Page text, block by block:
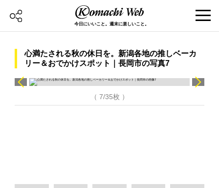
今日にいいこと。週末に楽しいこと。
心満たされる秋の休日を。新潟各地の推しベーカ
リー＆おでかけスポット｜長岡市の写真7
（ 7/35枚 ）